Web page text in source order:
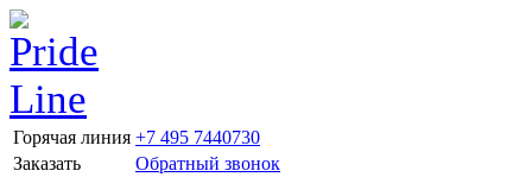
Горячая линия +7 495 7440730
Заказать
Обратный звонок